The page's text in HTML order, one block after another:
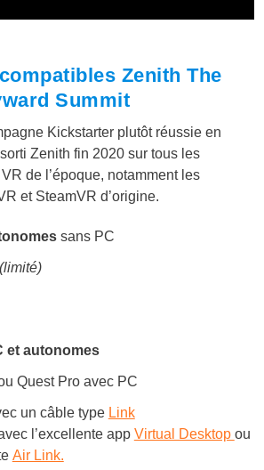
Zenith The
Summit
Kickstarter plutôt réussie en
Zenith fin 2020 sur tous les
de l’époque, notamment les
et SteamVR d’origine.
sans PC
et autonomes
Quest Pro avec PC
un câble type Link
l’excellente app Virtual Desktop ou
Air Link.